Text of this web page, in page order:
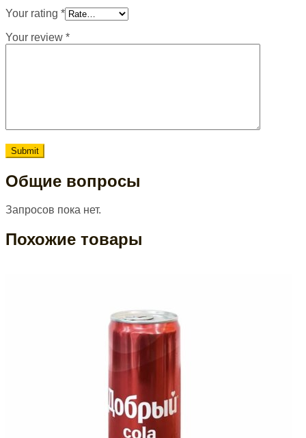
Your rating *
Your review *
Общие вопросы
Запросов пока нет.
Похожие товары